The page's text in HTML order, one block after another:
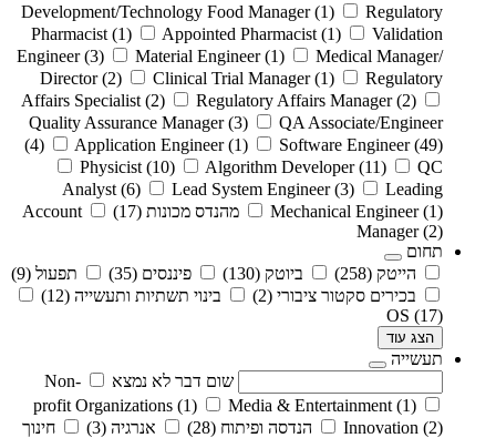
Development/Technology Food Manager (1)
Regulatory
Pharmacist (1) Appointed Pharmacist (1)
Validation
Engineer (3) Material Engineer (1)
Medical Manager/
Director (2) Clinical Trial Manager (1)
Regulatory
Affairs Specialist (2) Regulatory Affairs Manager (2)
Quality Assurance Manager (3)
QA Associate/Engineer
(4)
Application Engineer (1) Software Engineer (49)
Physicist (10) Algorithm Developer (11)
QC
Analyst (6) Lead System Engineer (3)
Leading
Mechanical Engineer (1) מהנדס מכונות (17)
Account
Manager (2)
תחום
הייטק (258) ביוטק (130) פיננסים (35) תפעול (9)
בכירים סקטור ציבורי (2) בינוי תשתיות ותעשייה (12)
OS (17)
הצג עוד
תעשייה
שום דבר לא נמצא
Non-
profit Organizations (1) Media & Entertainment (1)
Innovation (2) הנדסה ופיתוח (28) אנרגיה (3)
חינוך